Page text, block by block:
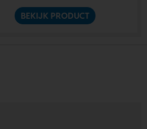
BEKIJK PRODUCT